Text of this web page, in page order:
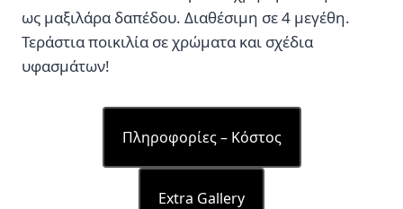
ως μαξιλάρα δαπέδου. Διαθέσιμη σε 4 μεγέθη.
Τεράστια ποικιλία σε χρώματα και σχέδια
υφασμάτων!
Πληροφορίες – Κόστος
Extra Gallery